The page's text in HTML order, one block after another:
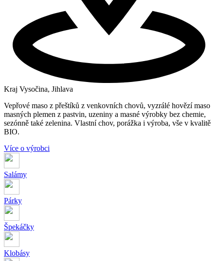
Kraj Vysočina, Jihlava
Vepřové maso z přeštíků z venkovních chovů, vyzrálé hovězí maso
masných plemen z pastvin, uzeniny a masné výrobky bez chemie,
sezónně také zelenina. Vlastní chov, porážka i výroba, vše v kvalitě
BIO.
Více o výrobci
Salámy
Párky
Špekáčky
Klobásy